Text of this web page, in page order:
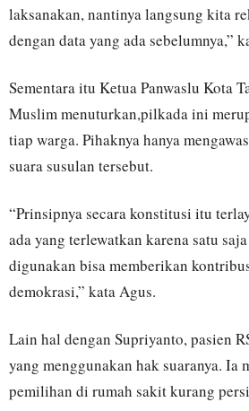
laksanakan, nantinya langsung kita
dengan data yang ada sebelumnya,”
Sementara itu Ketua Panwaslu Kota
Muslim menuturkan,pilkada ini
tiap warga. Pihaknya hanya
suara susulan tersebut.
“Prinsipnya secara konstitusi itu
ada yang terlewatkan karena satu
digunakan bisa memberikan
demokrasi,” kata Agus.
Lain hal dengan Supriyanto, pasien
yang menggunakan hak suaranya. Ia
pemilihan di rumah sakit kurang